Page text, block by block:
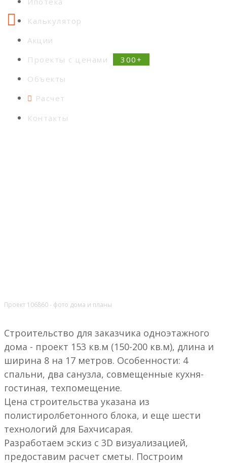
Калькулятор
Акции
Проекты с ценами
Объекты
Расчет
Контакты
Проект 106860 - фото дома и планы
Строительство для заказчика одноэтажного
дома - проект 153 кв.м (150-200 кв.м), длина и
ширина 8 на 17 метров. Особенности: 4
спальни, два санузла, совмещенные кухня-
гостиная, техпомещение.
Цена строительства указана из
полистиролбетонного блока, и еще шести
технологий для Бахчисарая.
Разработаем эскиз с 3D визуализацией,
предоставим расчет сметы. Построим